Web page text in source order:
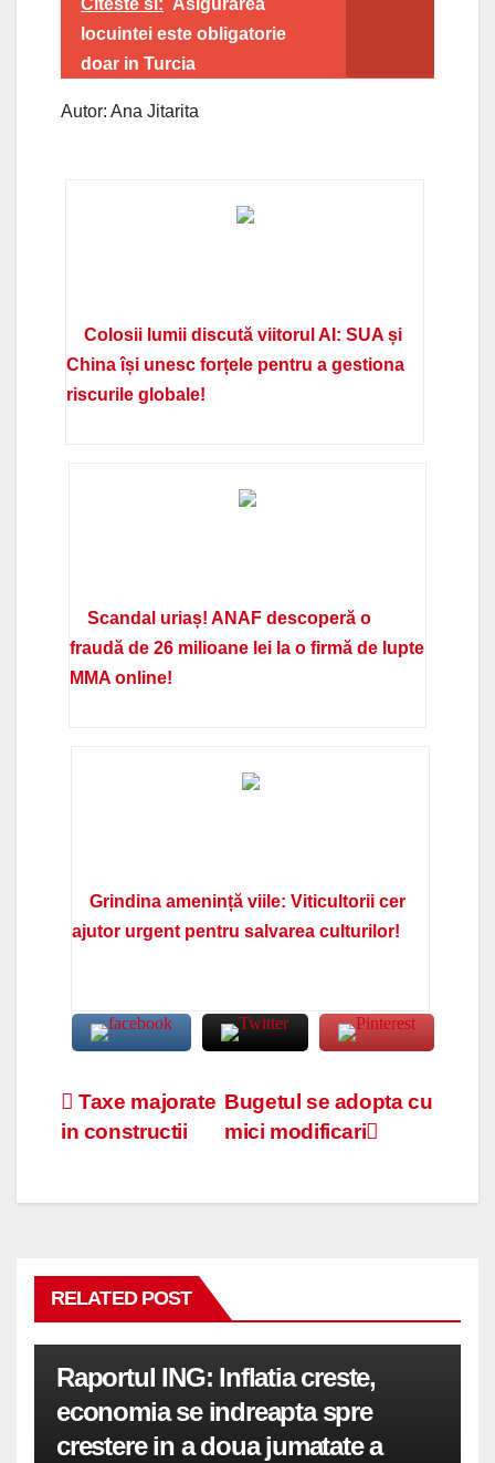
locuintei este obligatorie
doar in Turcia
Autor: Ana Jitarita
Colosii lumii discută viitorul AI: SUA și
China își unesc forțele pentru a gestiona
riscurile globale!
Scandal uriaș! ANAF descoperă o
fraudă de 26 milioane lei la o firmă de lupte
MMA online!
Grindina amenință viile: Viticultorii cer
ajutor urgent pentru salvarea culturilor!
Navigare
articole
Bugetul se adopta cu
mici modificari
Taxe majorate
in constructii
RELATED POST
Raportul ING: Inflatia creste,
economia se indreapta spre
crestere in a doua jumatate a